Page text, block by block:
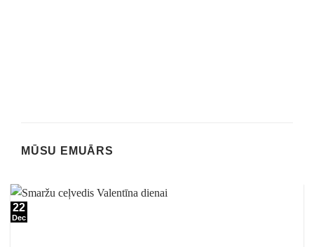
MŪSU EMUĀRS
22
Dec